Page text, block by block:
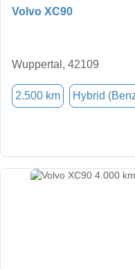
Volvo XC90
Wuppertal, 42109
2.500 km Hybrid